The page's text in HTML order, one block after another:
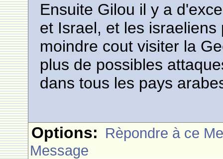
Ensuite Gilou il y a
et Israel, et les
moindre cout visiter la
plus de possibles
dans tous les pays
Options: Rèpondre à ce
Message